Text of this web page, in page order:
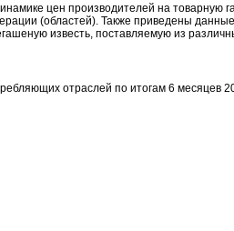
цен производителей на товарную
(областей). Также приведены
известь, поставляемую из
отраслей по итогам 6 месяцев